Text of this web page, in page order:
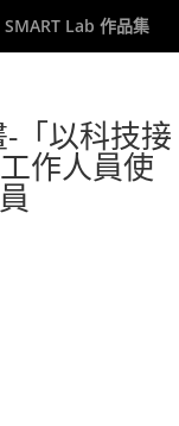
SMART Lab 作品集
「以科技接
作人員使